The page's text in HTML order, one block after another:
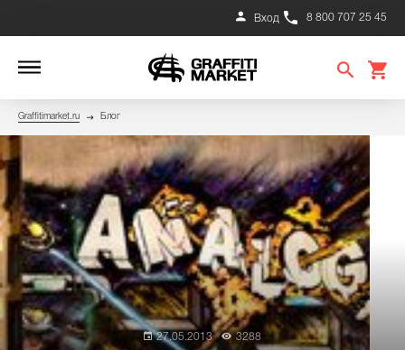
8 800 707 25 45
Вход
Graffitimarket.ru Блог
27.05.2013 3288